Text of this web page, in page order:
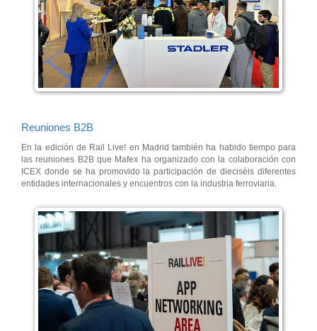
Reuniones B2B
En la edición de Rail Live! en Madrid también ha habido tiempo para
las reuniones B2B que Mafex ha organizado con la colaboración con
ICEX donde se ha promovido la participación de dieciséis diferentes
entidades internacionales y encuentros con la industria ferroviaria.